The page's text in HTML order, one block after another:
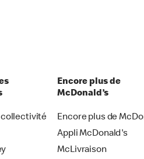
collectivité
Encore plus de
McDonald’s
Encore plus de
Appli McDonald's
McLivraison